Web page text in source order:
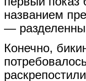
названием
—
Конечно,